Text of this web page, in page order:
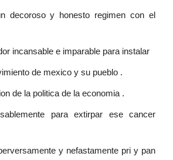
decoroso y honesto regimen con el
incansable e imparable para instalar
de mexico y su pueblo .
de la politica de la economia .
para extirpar ese cancer
y nefastamente pri y pan